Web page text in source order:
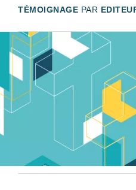
TÉMOIGNAGE PAR